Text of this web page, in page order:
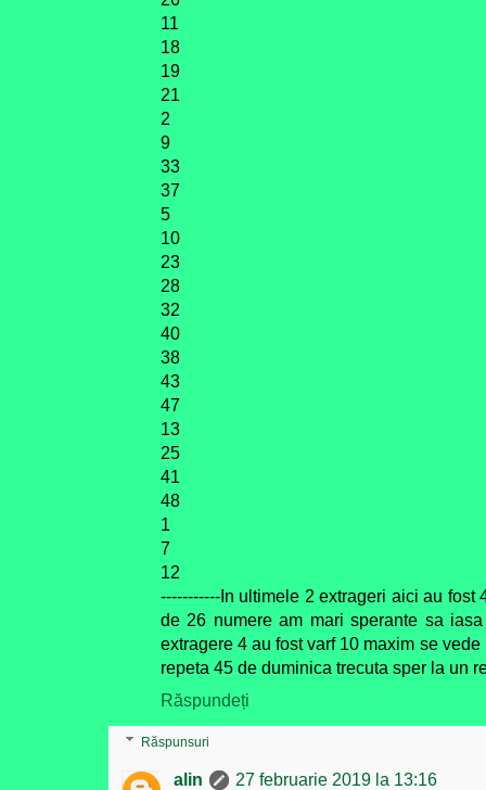
11
18
19
21
2
9
33
37
5
10
23
28
32
40
38
43
47
13
25
41
48
1
7
12
-----------In ultimele 2 extrageri aici au
de 26 numere am mari sperante sa
extragere 4 au fost varf 10 maxim se
repeta 45 de duminica trecuta sper la un
Răspundeți
Răspunsuri
alin
27 februarie 2019 la 13:16